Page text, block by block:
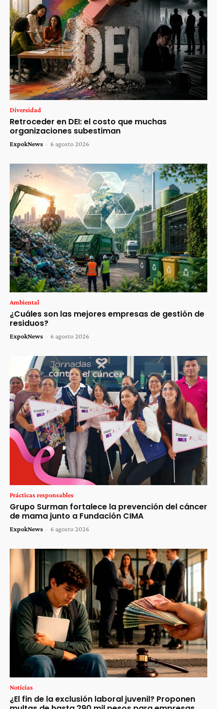
Diversidad
Retroceder en DEI: el costo que muchas
organizaciones subestiman
ExpokNews - 6 agosto 2026
Ambiental
¿Cuáles son las mejores empresas de gestión de
residuos?
ExpokNews - 6 agosto 2026
Prácticas responsables
Grupo Surman fortalece la prevención del cáncer
de mama junto a Fundación CIMA
ExpokNews - 6 agosto 2026
Noticias
¿El fin de la exclusión laboral juvenil? Proponen